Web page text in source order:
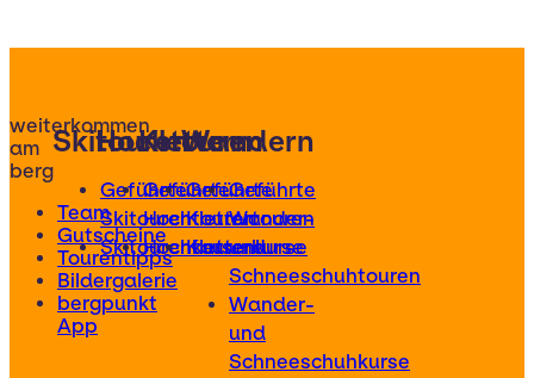
weiterkommen
am
berg
Team
Gutscheine
Tourentipps
Bildergalerie
bergpunkt
App
Skitouren
Geführte
Skitouren
Skitourenkurse
Hochtouren
Geführte
Hochtouren
Hochtourenkurse
Klettern
Geführte
Klettertouren
Kletterkurse
Wandern
Geführte
Wander-
und
Schneeschuhtouren
Wander-
und
Schneeschuhkurse